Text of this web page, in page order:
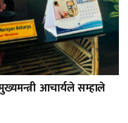
आचार्यले सम्हाले